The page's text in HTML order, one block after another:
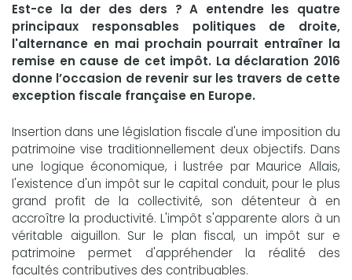
Est-ce la der des ders ? A entendre les quatre
principaux responsables politiques de droite,
l'alternance en mai prochain pourrait entraîner la
remise en cause de cet impôt. La déclaration 2016
donne l’occasion de revenir sur les travers de cette
exception fiscale française en Europe.
Insertion dans une législation fiscale d'une imposition du
patrimoine vise traditionnellement deux objectifs. Dans
une logique économique, i lustrée par Maurice Allais,
l'existence d'un impôt sur le capital conduit, pour le plus
grand profit de la collectivité, son détenteur à en
accroître la productivité. L'impôt s'apparente alors à un
véritable aiguillon. Sur le plan fiscal, un impôt sur e
patrimoine permet d'appréhender la réalité des
facultés contributives des contribuables.